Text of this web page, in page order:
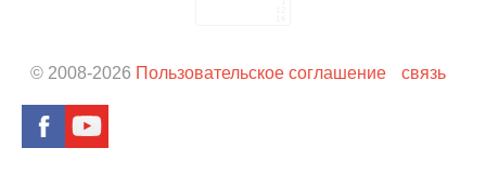
© 2008-2026 Пользовательское соглашение связь